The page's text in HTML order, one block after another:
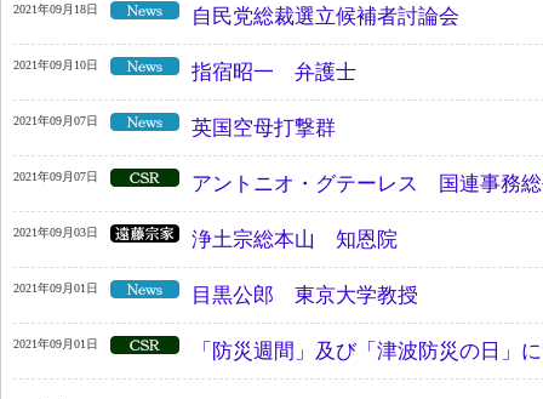
2021年09月18日 自民党総裁選立候補者討論会
2021年09月10日 指宿昭一 弁護士
2021年09月07日 英国空母打撃群
2021年09月07日 アントニオ・グテーレス 国連事務
2021年09月03日 浄土宗総本山 知恩院
2021年09月01日 目黒公郎 東京大学教授
2021年09月01日 「防災週間」及び「津波防災の日」